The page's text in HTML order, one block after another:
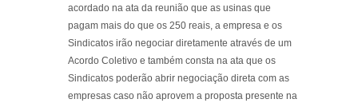
acordado na ata da reunião que as usinas que
pagam mais do que os 250 reais, a empresa e os
Sindicatos irão negociar diretamente através de um
Acordo Coletivo e também consta na ata que os
Sindicatos poderão abrir negociação direta com as
empresas caso não aprovem a proposta presente na